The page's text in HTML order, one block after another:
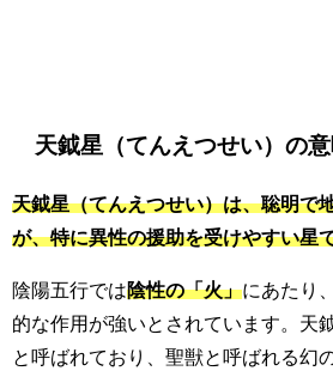
天鉞星（てんえつせい）の
天鉞星（てんえつせい）は、聡明で
が、特に異性の援助を受けやすい星
陰陽五行では陰性の「火」にあたり
的な作用が強いとされています。天
と呼ばれており、聖獣と呼ばれる幻